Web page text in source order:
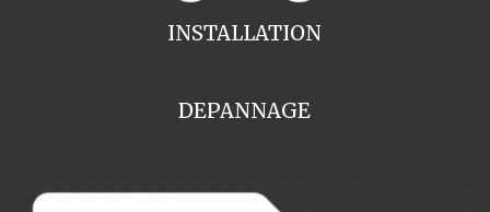
INSTALLATION
DEPANNAGE